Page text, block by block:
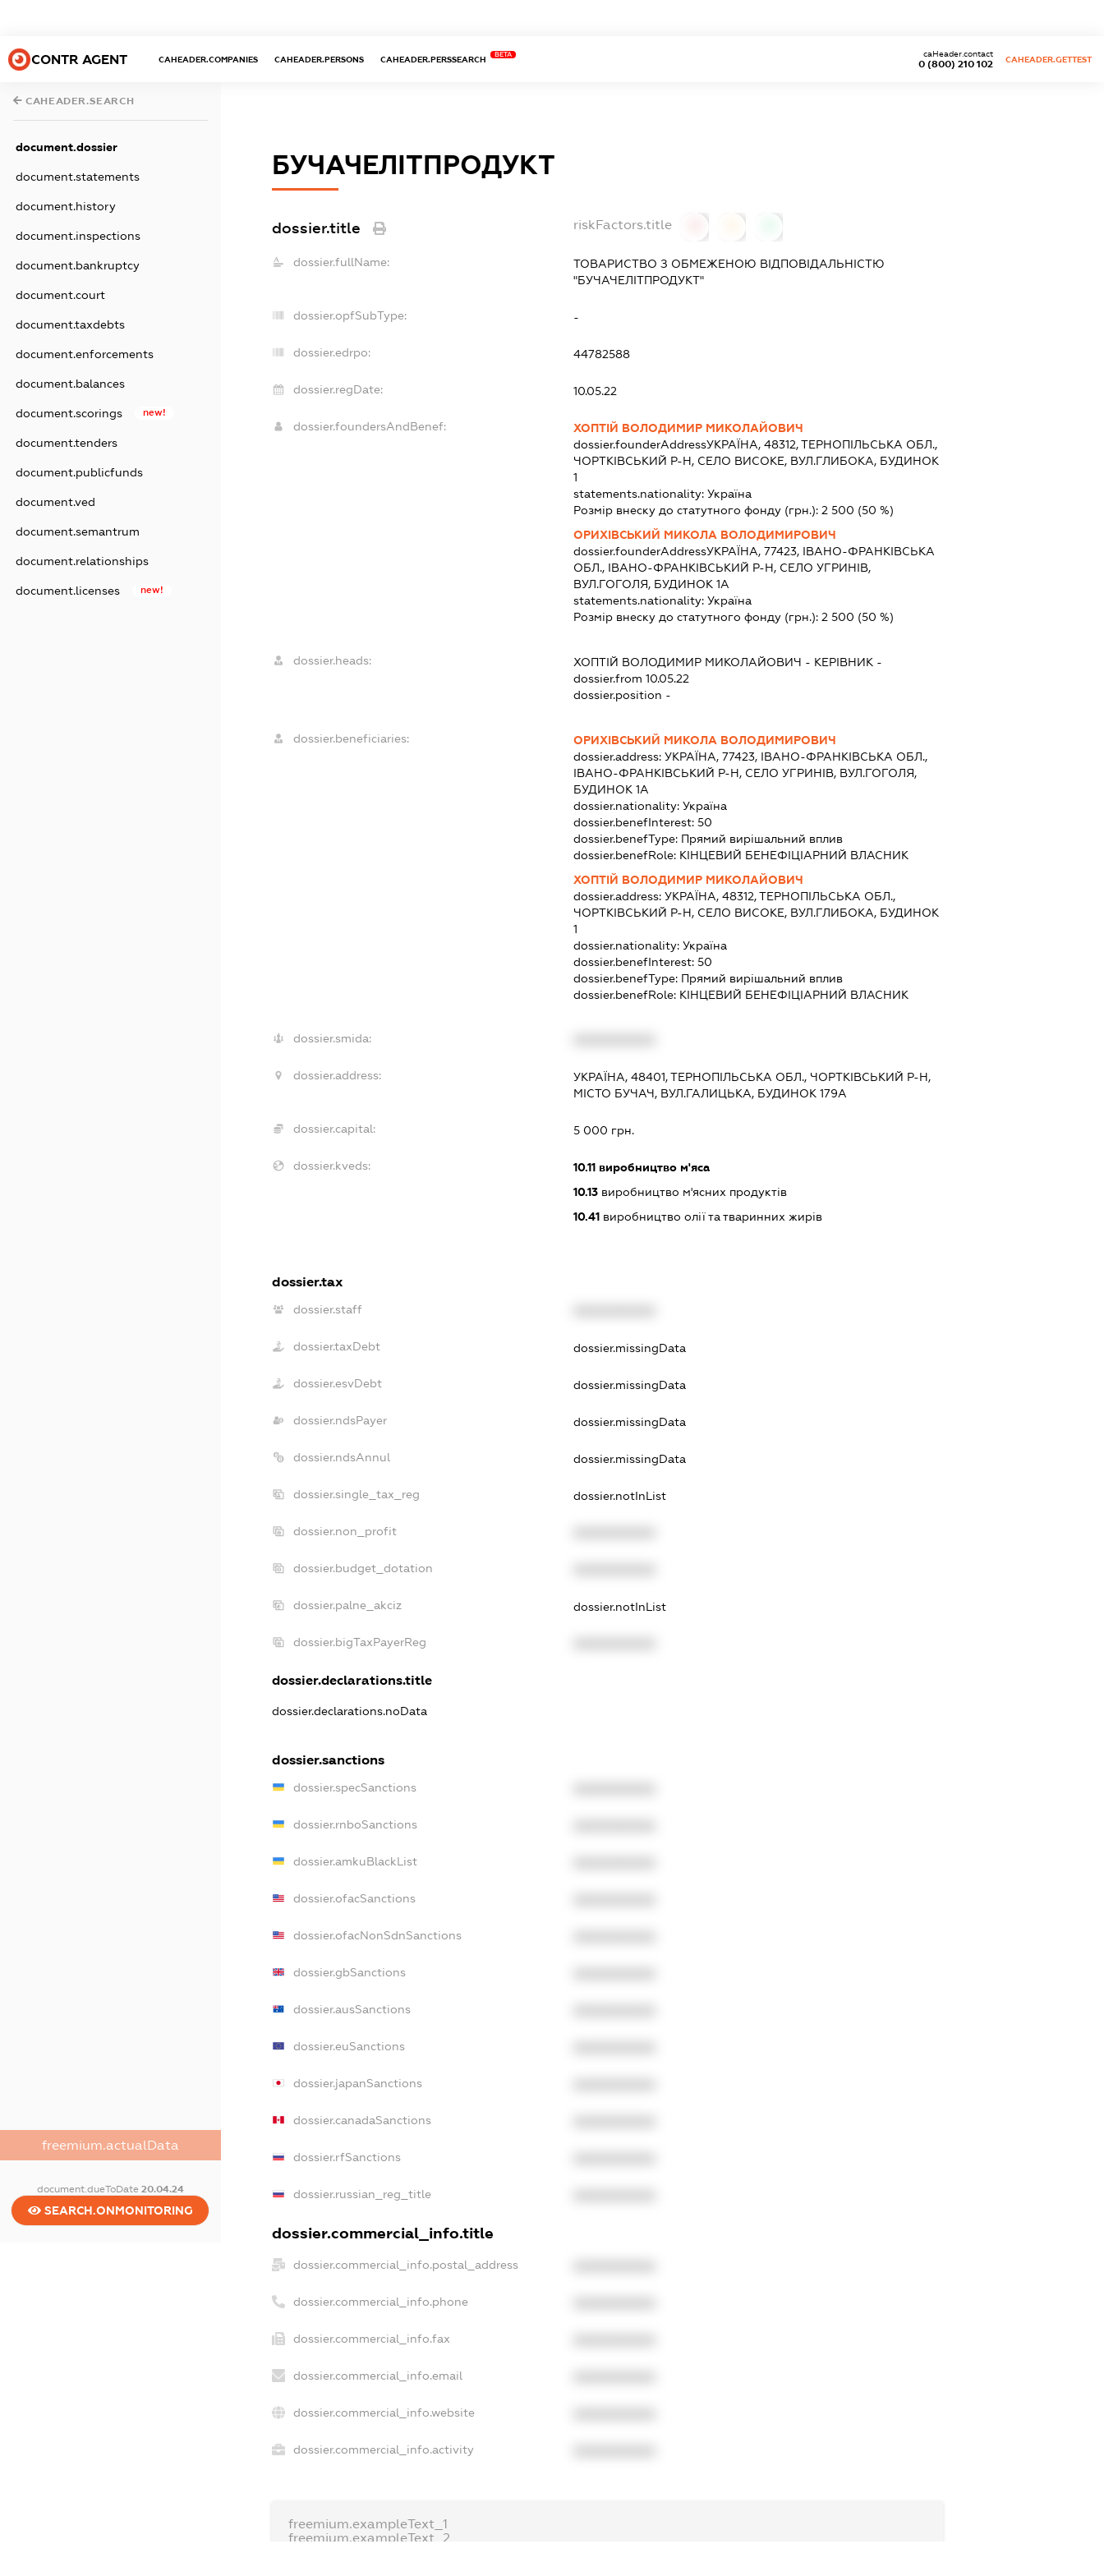
CONTR AGENT CAHEADER.COMPANIES CAHEADER.PERSONS CAHEADER.PERSSEARCH
BETA
0 (800) 210 102
caHeader.contact
CAHEADER.GETTEST
CAHEADER.SEARCH
document.dossier
document.statements
document.history
document.inspections
document.bankruptcy
document.court
document.taxdebts
document.enforcements
document.balances
document.scorings new!
document.tenders
document.publicfunds
document.ved
document.semantrum
document.relationships
document.licenses new!
freemium.actualData
document.dueToDate 20.04.24
SEARCH.ONMONITORING
БУЧАЧЕЛІТПРОДУКТ
dossier.title riskFactors.title
dossier.fullName:
ТОВАРИСТВО З ОБМЕЖЕНОЮ ВІДПОВІДАЛЬНІСТЮ
"БУЧАЧЕЛІТПРОДУКТ"
dossier.opfSubType: -
dossier.edrpo: 44782588
dossier.regDate: 10.05.22
dossier.foundersAndBenef:
ХОПТІЙ ВОЛОДИМИР МИКОЛАЙОВИЧ
dossier.founderAddressУКРАЇНА, 48312, ТЕРНОПІЛЬСЬКА ОБЛ.,
ЧОРТКІВСЬКИЙ Р-Н, СЕЛО ВИСОКЕ, ВУЛ.ГЛИБОКА, БУДИНОК
1
statements.nationality:Україна
Розмір внеску до статутного фонду (грн.):2 500 (50 %)
ОРИХІВСЬКИЙ МИКОЛА ВОЛОДИМИРОВИЧ
dossier.founderAddressУКРАЇНА, 77423, ІВАНО-ФРАНКІВСЬКА
ОБЛ., ІВАНО-ФРАНКІВСЬКИЙ Р-Н, СЕЛО УГРИНІВ,
ВУЛ.ГОГОЛЯ, БУДИНОК 1А
statements.nationality:Україна
Розмір внеску до статутного фонду (грн.):2 500 (50 %)
dossier.heads: ХОПТІЙ ВОЛОДИМИР МИКОЛАЙОВИЧ - КЕРІВНИК -
dossier.from 10.05.22
dossier.position -
dossier.beneficiaries:
ОРИХІВСЬКИЙ МИКОЛА ВОЛОДИМИРОВИЧ
dossier.address:УКРАЇНА, 77423, ІВАНО-ФРАНКІВСЬКА ОБЛ.,
ІВАНО-ФРАНКІВСЬКИЙ Р-Н, СЕЛО УГРИНІВ, ВУЛ.ГОГОЛЯ,
БУДИНОК 1А
dossier.nationality:Україна
dossier.benefInterest:50
dossier.benefType: Прямий вирішальний вплив
dossier.benefRole: КІНЦЕВИЙ БЕНЕФІЦІАРНИЙ ВЛАСНИК
ХОПТІЙ ВОЛОДИМИР МИКОЛАЙОВИЧ
dossier.address:УКРАЇНА, 48312, ТЕРНОПІЛЬСЬКА ОБЛ.,
ЧОРТКІВСЬКИЙ Р-Н, СЕЛО ВИСОКЕ, ВУЛ.ГЛИБОКА, БУДИНОК
1
dossier.nationality:Україна
dossier.benefInterest:50
dossier.benefType: Прямий вирішальний вплив
dossier.benefRole: КІНЦЕВИЙ БЕНЕФІЦІАРНИЙ ВЛАСНИК
dossier.smida:
dossier.address:
УКРАЇНА, 48401, ТЕРНОПІЛЬСЬКА ОБЛ., ЧОРТКІВСЬКИЙ Р-Н,
МІСТО БУЧАЧ, ВУЛ.ГАЛИЦЬКА, БУДИНОК 179А
dossier.capital: 5 000 грн.
dossier.kveds: 10.11 виробництво м'яса
10.13 виробництво м'ясних продуктів
10.41 виробництво олії та тваринних жирів
dossier.tax
dossier.staff
dossier.taxDebt dossier.missingData
dossier.esvDebt dossier.missingData
dossier.ndsPayer dossier.missingData
dossier.ndsAnnul dossier.missingData
dossier.single_tax_reg dossier.notInList
dossier.non_profit
dossier.budget_dotation
dossier.palne_akciz dossier.notInList
dossier.bigTaxPayerReg
dossier.declarations.title
dossier.declarations.noData
dossier.sanctions
dossier.specSanctions
dossier.rnboSanctions
dossier.amkuBlackList
dossier.ofacSanctions
dossier.ofacNonSdnSanctions
dossier.gbSanctions
dossier.ausSanctions
dossier.euSanctions
dossier.japanSanctions
dossier.canadaSanctions
dossier.rfSanctions
dossier.russian_reg_title
dossier.commercial_info.title
dossier.commercial_info.postal_address
dossier.commercial_info.phone
dossier.commercial_info.fax
dossier.commercial_info.email
dossier.commercial_info.website
dossier.commercial_info.activity
freemium.exampleText_1
freemium.exampleText_2